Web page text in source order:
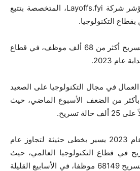
الجديد، بحسب بيانات مؤشر شركة Layoffs.fyi، المتخصصة بتتبع
التكنولوجيا.
وأظهرت البيانات أنه تم تسريح أكثر من 68 ألف موظف، في قطاع
عام 2023.
في مجال التكنولوجيا على الصعيد
العالمي في عام 2023 بأكثر من الضعف الأسبوع الماضي، حيث
تسريح.
وتشير البيانات إلى أن عام 2023 يسير بخطى حثيثة لتجاوز عام
في قطاع التكنولوجيا العالمي، حيث
قامت 219 شركة تقنية بتسريح 68149 موظفا، في الأسابيع القليلة